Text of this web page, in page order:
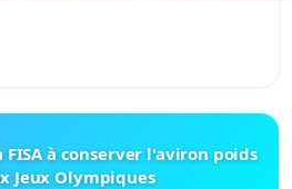
à conserver l'aviron poids
Jeux Olympiques